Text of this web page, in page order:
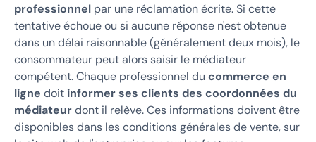
professionnel par une réclamation écrite. Si cette
tentative échoue ou si aucune réponse n'est obtenue
dans un délai raisonnable (généralement deux mois), le
consommateur peut alors saisir le médiateur
compétent. Chaque professionnel du commerce en
ligne doit informer ses clients des coordonnées du
médiateurdont il relève. Ces informations doivent être
disponibles dans les conditions générales de vente, sur